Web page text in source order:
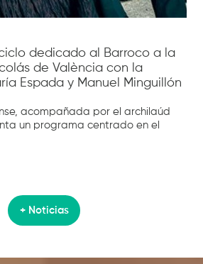
dedicado al Barroco a la
de València con la
Espada y Manuel Minguillón
acompañada por el archilaúd
un programa centrado en el
+ Noticias